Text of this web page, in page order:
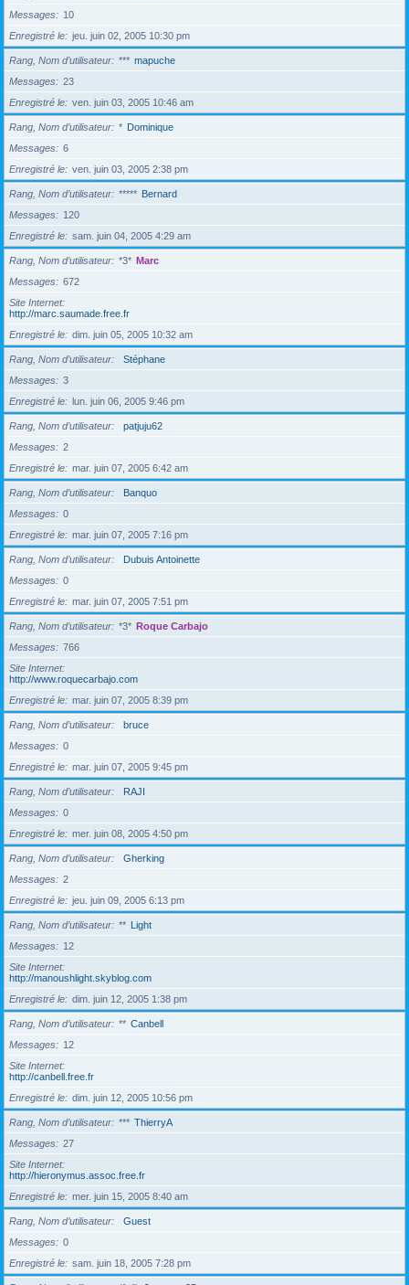
Messages
10
Enregistré le
jeu. juin 02, 2005 10:30 pm
Rang, Nom d’utilisateur *** mapuche
Messages
23
Enregistré le
ven. juin 03, 2005 10:46 am
Rang, Nom d’utilisateur * Dominique
Messages
6
Enregistré le
ven. juin 03, 2005 2:38 pm
Rang, Nom d’utilisateur ***** Bernard
Messages
120
Enregistré le
sam. juin 04, 2005 4:29 am
Rang, Nom d’utilisateur *3* Marc
Messages
672
Site Internet
http://marc.saumade.free.fr
Enregistré le
dim. juin 05, 2005 10:32 am
Rang, Nom d’utilisateur
Stéphane
Messages
3
Enregistré le
lun. juin 06, 2005 9:46 pm
Rang, Nom d’utilisateur
patjuju62
Messages
2
Enregistré le
mar. juin 07, 2005 6:42 am
Rang, Nom d’utilisateur
Banquo
Messages
0
Enregistré le
mar. juin 07, 2005 7:16 pm
Rang, Nom d’utilisateur
Dubuis Antoinette
Messages
0
Enregistré le
mar. juin 07, 2005 7:51 pm
Rang, Nom d’utilisateur *3* Roque Carbajo
Messages
766
Site Internet
http://www.roquecarbajo.com
Enregistré le
mar. juin 07, 2005 8:39 pm
Rang, Nom d’utilisateur
bruce
Messages
0
Enregistré le
mar. juin 07, 2005 9:45 pm
Rang, Nom d’utilisateur
RAJI
Messages
0
Enregistré le
mer. juin 08, 2005 4:50 pm
Rang, Nom d’utilisateur
Gherking
Messages
2
Enregistré le
jeu. juin 09, 2005 6:13 pm
Rang, Nom d’utilisateur ** Light
Messages
12
Site Internet
http://manoushlight.skyblog.com
Enregistré le
dim. juin 12, 2005 1:38 pm
Rang, Nom d’utilisateur ** Canbell
Messages
12
Site Internet
http://canbell.free.fr
Enregistré le
dim. juin 12, 2005 10:56 pm
Rang, Nom d’utilisateur *** ThierryA
Messages
27
Site Internet
http://hieronymus.assoc.free.fr
Enregistré le
mer. juin 15, 2005 8:40 am
Rang, Nom d’utilisateur
Guest
Messages
0
Enregistré le
sam. juin 18, 2005 7:28 pm